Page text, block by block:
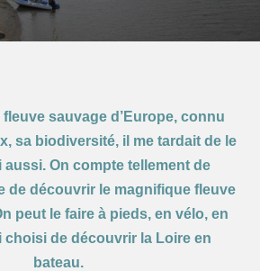
sauvage d’Europe, connu
sa biodiversité, il me tardait de le
On compte tellement de
de découvrir le magnifique fleuve
peut le faire à pieds, en vélo, en
choisi de découvrir la Loire en
bateau.